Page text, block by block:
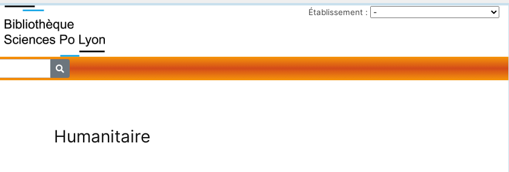
Établissement :
Humanitaire